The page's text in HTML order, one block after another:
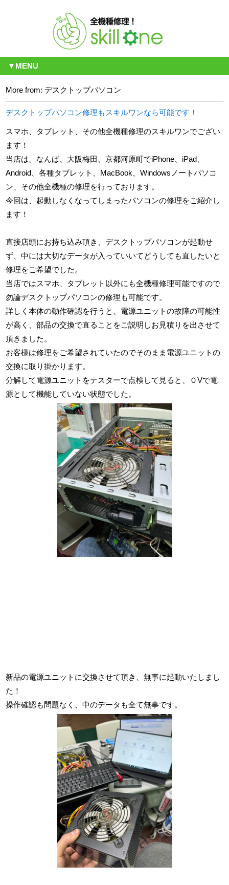
▼MENU
More from: デスクトップパソコン
デスクトップパソコン修理もスキルワンなら可能です！
スマホ、タブレット、その他全機種修理のスキルワンでござい
ます！
当店は、なんば、大阪梅田、京都河原町でiPhone、iPad、
Android、各種タブレット、MacBook、Windowsノートパソコ
ン、その他全機種の修理を行っております。
今回は、起動しなくなってしまったパソコンの修理をご紹介し
ます！
直接店頭にお持ち込み頂き、デスクトップパソコンが起動せ
ず、中には大切なデータが入っていいてどうしても直したいと
修理をご希望でした。
当店ではスマホ、タブレット以外にも全機種修理可能ですので
勿論デスクトップパソコンの修理も可能です。
詳しく本体の動作確認を行うと、電源ユニットの故障の可能性
が高く、部品の交換で直ることをご説明しお見積りを出させて
頂きました。
お客様は修理をご希望されていたのでそのまま電源ユニットの
交換に取り掛かります。
分解して電源ユニットをテスターで点検して見ると、０Vで電
源として機能していない状態でした。
新品の電源ユニットに交換させて頂き、無事に起動いたしまし
た！
操作確認も問題なく、中のデータも全て無事です。